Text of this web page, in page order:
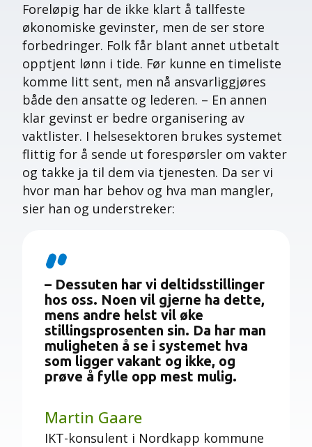
Foreløpig har de ikke klart å tallfeste
økonomiske gevinster, men de ser store
forbedringer. Folk får blant annet utbetalt
opptjent lønn i tide. Før kunne en timeliste
komme litt sent, men nå ansvarliggjøres
både den ansatte og lederen. – En annen
klar gevinst er bedre organisering av
vaktlister. I helsesektoren brukes systemet
flittig for å sende ut forespørsler om vakter
og takke ja til dem via tjenesten. Da ser vi
hvor man har behov og hva man mangler,
sier han og understreker:
– Dessuten har vi deltidsstillinger
hos oss. Noen vil gjerne ha dette,
mens andre helst vil øke
stillingsprosenten sin. Da har man
muligheten å se i systemet hva
som ligger vakant og ikke, og
prøve å fylle opp mest mulig.
Martin Gaare
IKT-konsulent i Nordkapp kommune